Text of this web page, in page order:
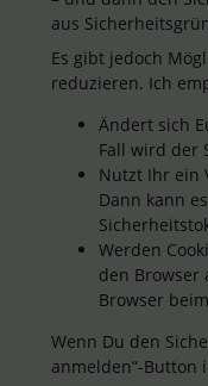
aus
Es gibt jedoch
reduzieren. Ich
Ändert sich
Fall wird der
Nutzt Ihr ein
Dann kann
Werden
den Browser
Browser
Wenn Du den
anmelden“-Button